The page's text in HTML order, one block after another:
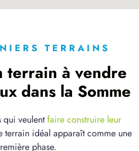
TERRAINS
terrain à vendre
dans la Somme
qui veulentfaire construire leur
terrain idéal apparaît comme une
phase.